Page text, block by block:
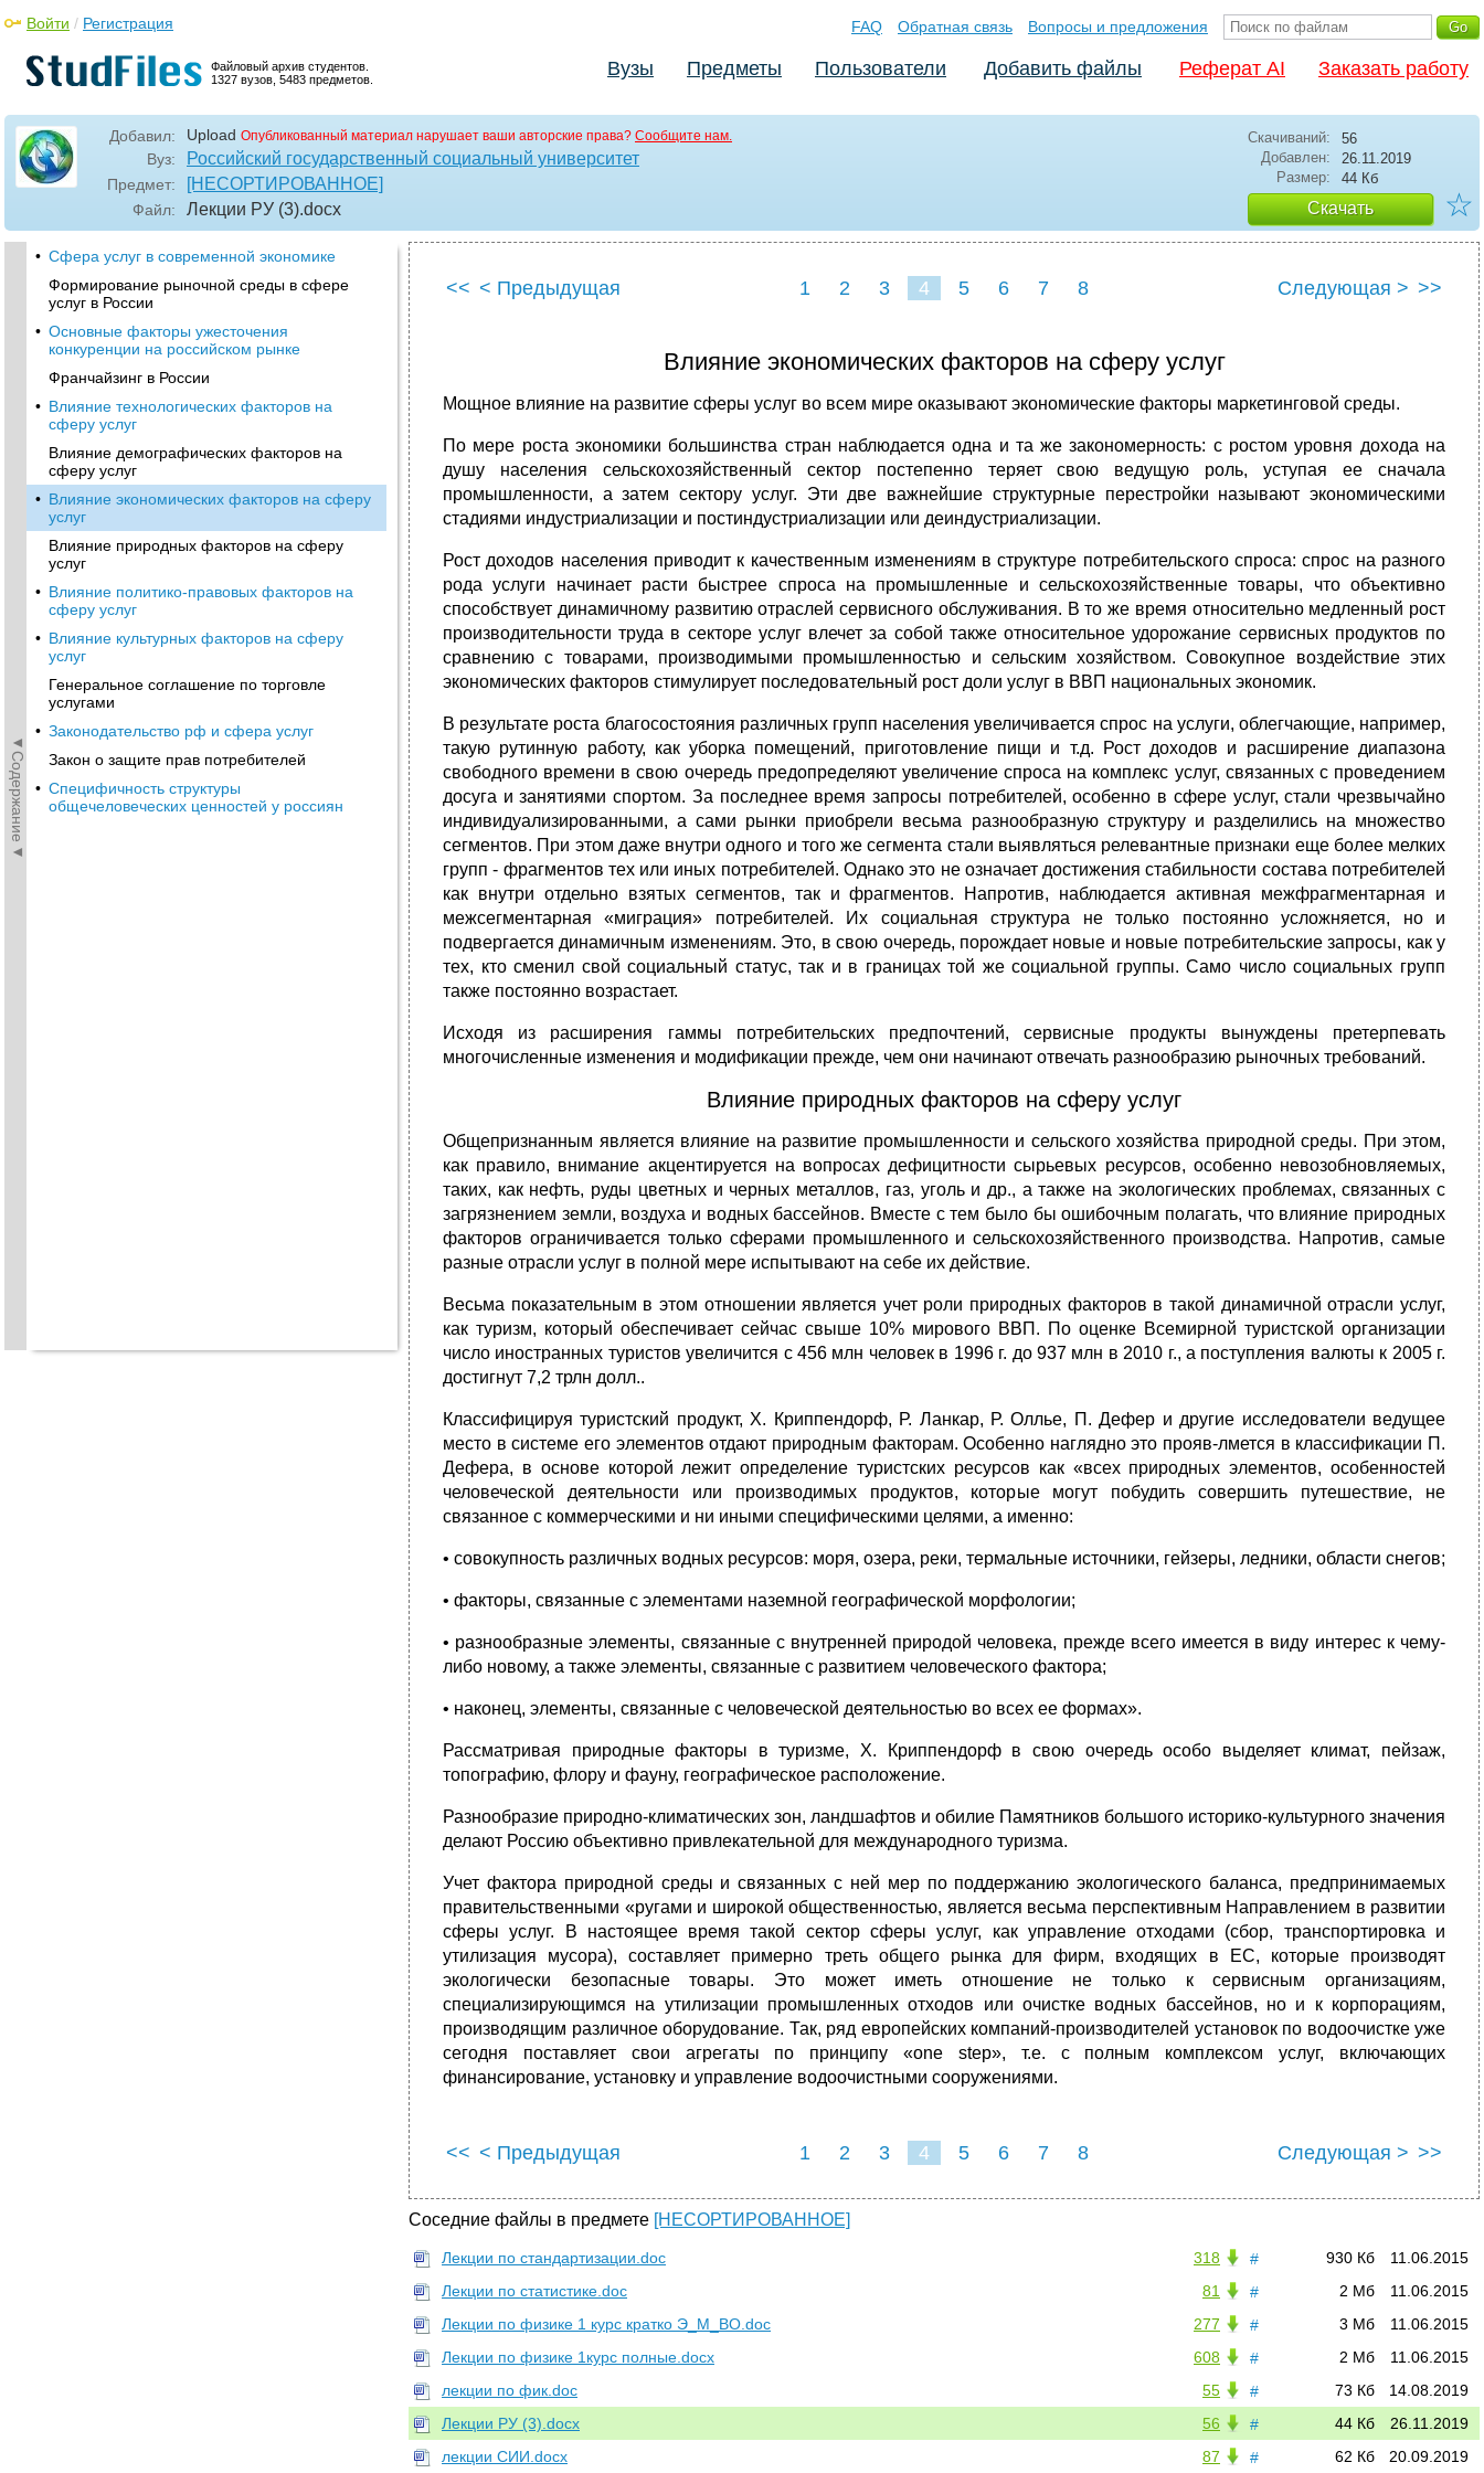
Файловый архив студентов.
1327 вузов, 5483 предметов.
Войти / Регистрация FAQ Обратная связь Вопросы и предложения
Вузы Предметы Пользователи Добавить файлы Реферат AI Заказать работу
Добавил: Upload Опубликованный материал нарушает ваши авторские права? Сообщите нам.
Вуз: Российский государственный социальный университет
Предмет: [НЕСОРТИРОВАННОЕ]
Файл: Лекции РУ (3).docx
Скачиваний:
56
Добавлен:
26.11.2019
Размер:
44 Кб
Скачать ☆
◄Содержание◄
• Сфера услуг в современной экономике
Формирование рыночной среды в сфере
услуг в России
• Основные факторы ужесточения
конкуренции на российском рынке
Франчайзинг в России
• Влияние технологических факторов на
сферу услуг
Влияние демографических факторов на
сферу услуг
• Влияние экономических факторов на сферу
услуг
Влияние природных факторов на сферу
услуг
• Влияние политико-правовых факторов на
сферу услуг
• Влияние культурных факторов на сферу
услуг
Генеральное соглашение по торговле
услугами
• Законодательство рф и сфера услуг
Закон о защите прав потребителей
• Специфичность структуры
общечеловеческих ценностей у россиян
<< < Предыдущая 1 2 3 4 5 6 7 8 Следующая > >>
Влияние экономических факторов на сферу услуг
Мощное влияние на развитие сферы услуг во всем мире оказывают экономические факторы маркетинговой среды.
По мере роста экономики большинства стран наблюдается одна и та же закономерность: с ростом уровня дохода на
душу населения сельскохозяйственный сектор постепенно теряет свою ведущую роль, уступая ее сначала
промышленности, а затем сектору услуг. Эти две важнейшие структурные перестройки называют экономическими
стадиями индустриализации и постиндустриализации или деиндустриализации.
Рост доходов населения приводит к качественным изменениям в структуре потребительского спроса: спрос на разного
рода услуги начинает расти быстрее спроса на промышленные и сельскохозяйственные товары, что объективно
способствует динамичному развитию отраслей сервисного обслуживания. В то же время относительно медленный рост
производительности труда в секторе услуг влечет за собой также относительное удорожание сервисных продуктов по
сравнению с товарами, производимыми промышленностью и сельским хозяйством. Совокупное воздействие этих
экономических факторов стимулирует последовательный рост доли услуг в ВВП национальных экономик.
В результате роста благосостояния различных групп населения увеличивается спрос на услуги, облегчающие, например,
такую рутинную работу, как уборка помещений, приготовление пищи и т.д. Рост доходов и расширение диапазона
свободного времени в свою очередь предопределяют увеличение спроса на комплекс услуг, связанных с проведением
досуга и занятиями спортом. За последнее время запросы потребителей, особенно в сфере услуг, стали чрезвычайно
индивидуализированными, а сами рынки приобрели весьма разнообразную структуру и разделились на множество
сегментов. При этом даже внутри одного и того же сегмента стали выявляться релевантные признаки еще более мелких
групп - фрагментов тех или иных потребителей. Однако это не означает достижения стабильности состава потребителей
как внутри отдельно взятых сегментов, так и фрагментов. Напротив, наблюдается активная межфрагментарная и
межсегментарная «миграция» потребителей. Их социальная структура не только постоянно усложняется, но и
подвергается динамичным изменениям. Это, в свою очередь, порождает новые и новые потребительские запросы, как у
тех, кто сменил свой социальный статус, так и в границах той же социальной группы. Само число социальных групп
также постоянно возрастает.
Исходя из расширения гаммы потребительских предпочтений, сервисные продукты вынуждены претерпевать
многочисленные изменения и модификации прежде, чем они начинают отвечать разнообразию рыночных требований.
Влияние природных факторов на сферу услуг
Общепризнанным является влияние на развитие промышленности и сельского хозяйства природной среды. При этом,
как правило, внимание акцентируется на вопросах дефицитности сырьевых ресурсов, особенно невозобновляемых,
таких, как нефть, руды цветных и черных металлов, газ, уголь и др., а также на экологических проблемах, связанных с
загрязнением земли, воздуха и водных бассейнов. Вместе с тем было бы ошибочным полагать, что влияние природных
факторов ограничивается только сферами промышленного и сельскохозяйственного производства. Напротив, самые
разные отрасли услуг в полной мере испытывают на себе их действие.
Весьма показательным в этом отношении является учет роли природных факторов в такой динамичной отрасли услуг,
как туризм, который обеспечивает сейчас свыше 10% мирового ВВП. По оценке Всемирной туристской организации
число иностранных туристов увеличится с 456 млн человек в 1996 г. до 937 млн в 2010 г., а поступления валюты к 2005 г.
достигнут 7,2 трлн долл..
Классифицируя туристский продукт, X. Криппендорф, Р. Ланкар, Р. Оллье, П. Дефер и другие исследователи ведущее
место в системе его элементов отдают природным факторам. Особенно наглядно это прояв-лмется в классификации П.
Дефера, в основе которой лежит определение туристских ресурсов как «всех природных элементов, особенностей
человеческой деятельности или производимых продуктов, которые могут побудить совершить путешествие, не
связанное с коммерческими и ни иными специфическими целями, а именно:
• совокупность различных водных ресурсов: моря, озера, реки, термальные источники, гейзеры, ледники, области снегов;
• факторы, связанные с элементами наземной географической морфологии;
• разнообразные элементы, связанные с внутренней природой человека, прежде всего имеется в виду интерес к чему-
либо новому, а также элементы, связанные с развитием человеческого фактора;
• наконец, элементы, связанные с человеческой деятельностью во всех ее формах».
Рассматривая природные факторы в туризме, X. Криппендорф в свою очередь особо выделяет климат, пейзаж,
топографию, флору и фауну, географическое расположение.
Разнообразие природно-климатических зон, ландшафтов и обилие Памятников большого историко-культурного значения
делают Россию объективно привлекательной для международного туризма.
Учет фактора природной среды и связанных с ней мер по поддержанию экологического баланса, предпринимаемых
правительственными «ругами и широкой общественностью, является весьма перспективным Направлением в развитии
сферы услуг. В настоящее время такой сектор сферы услуг, как управление отходами (сбор, транспортировка и
утилизация мусора), составляет примерно треть общего рынка для фирм, входящих в ЕС, которые производят
экологически безопасные товары. Это может иметь отношение не только к сервисным организациям,
специализирующимся на утилизации промышленных отходов или очистке водных бассейнов, но и к корпорациям,
производящим различное оборудование. Так, ряд европейских компаний-производителей установок по водоочистке уже
сегодня поставляет свои агрегаты по принципу «one step», т.е. с полным комплексом услуг, включающих
финансирование, установку и управление водоочистными сооружениями.
<< < Предыдущая 1 2 3 4 5 6 7 8 Следующая > >>
Соседние файлы в предмете [НЕСОРТИРОВАННОЕ]
# 11.06.2015
930 Кб
318
Лекции по стандартизации.doc
#
11.06.2015
2 Мб
81
Лекции по статистике.doc
#
11.06.2015
3 Мб
277
Лекции по физике 1 курс кратко Э_М_ВО.doc
#
11.06.2015
2 Мб
608
Лекции по физике 1курс полные.docx
#
14.08.2019
73 Кб
55
лекции по фик.doc
#
26.11.2019
44 Кб
56
Лекции РУ (3).docx
#
20.09.2019
62 Кб
87
лекции СИИ.docx